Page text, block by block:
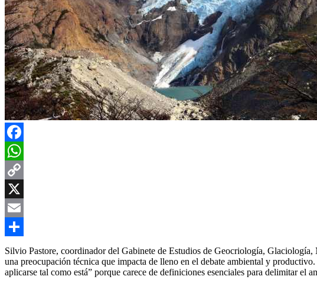
Facebook
WhatsApp
Copy
Link
X
Email
Compartir
Silvio Pastore, coordinador del Gabinete de Estudios de Geocriología,
una preocupación técnica que impacta de lleno en el debate ambiental y
aplicarse tal como está” porque carece de definiciones esenciales para delimitar el